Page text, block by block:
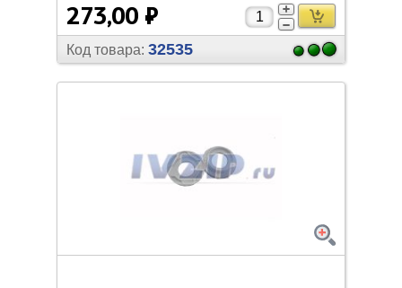
273,00 ₽
Код товара: 32535